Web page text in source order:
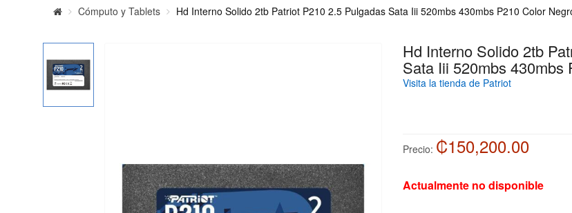
Cómputo y Tablets Hd Interno Solido 2tb Patriot P210 2.5 Pulgadas Sata Iii 520mbs 430mbs P210 Color
Hd Interno Solido 2tb
Sata Iii 520mbs 430mbs
Visita la tienda de Patriot
Precio: ₡150,200.00
Actualmente no disponible